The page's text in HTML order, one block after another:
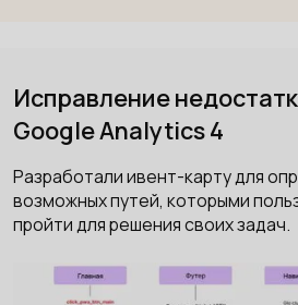
Исправление
Google Analytics 4
Разработали ивент-карту для
возможных путей, которыми
пройти для решения своих задач.